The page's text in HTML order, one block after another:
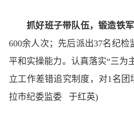
抓好班子带队伍，锻造铁军
600余人次；先后派出37名纪
平和实操能力。认真落实“三为
立工作差错追究制度，对1名
拉市纪委监委 于红英)